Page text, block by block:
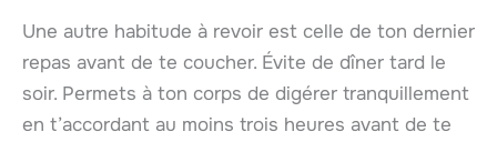
Une autre habitude à revoir est celle de ton dernier
repas avant de te coucher. Évite de dîner tard le
soir. Permets à ton corps de digérer tranquillement
en t’accordant au moins trois heures avant de te